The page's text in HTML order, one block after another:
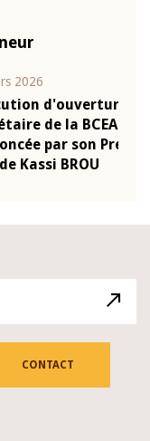
de Politique
2026,
Jean-
CONTACT